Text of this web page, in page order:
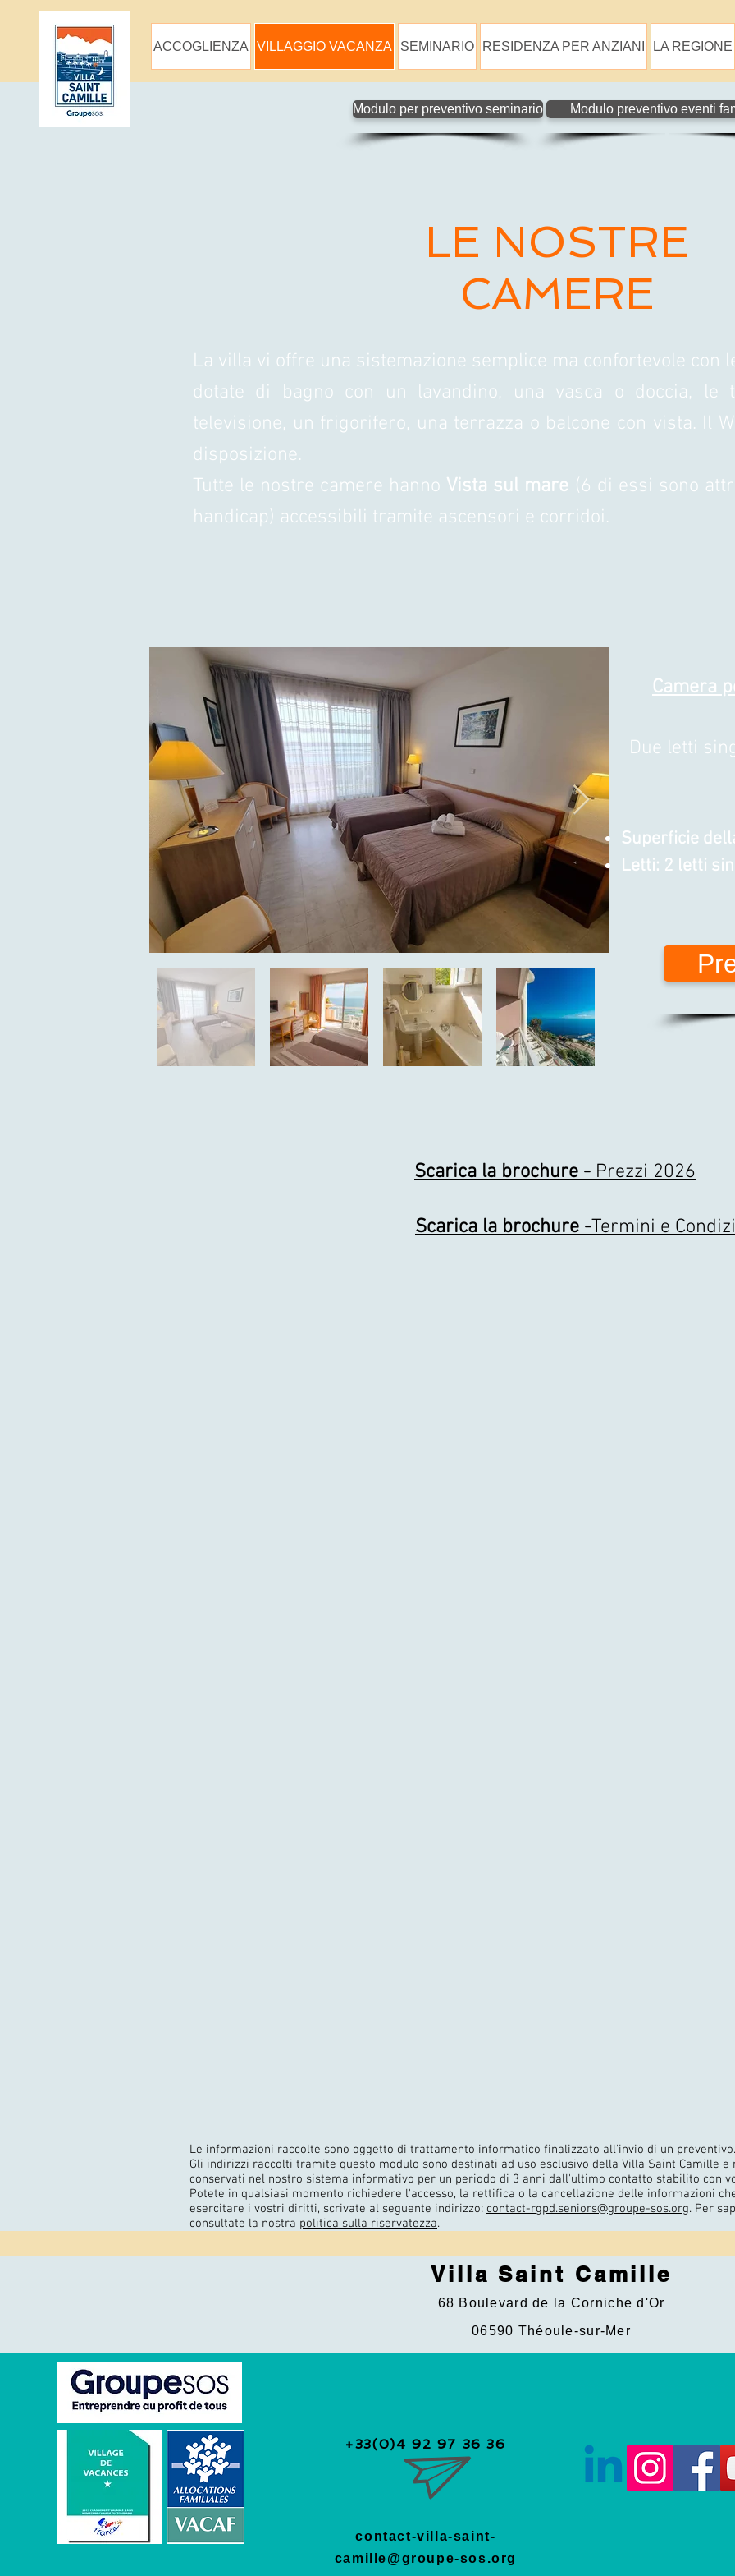
ACCOGLIENZA VILLAGGIO VACANZA SEMINARIO RESIDENZA PER ANZIANI LA REGIONE
Modulo per preventivo seminario Modulo preventivo eventi
LE NOSTRE
CAMERE
La villa vi offre una sistemazione semplice ma confortevole con
dotate di bagno con un lavandino, una vasca o doccia, le
televisione, un frigorifero, una terrazza o balcone con vista. Il
disposizione.
Tutte le nostre camere hanno Vista sul mare (6 di essi sono
handicap) accessibili tramite ascensori e corridoi.
Camera
Due letti
Superficie
Letti: 2 letti
Scarica la brochure - Prezzi 2026
Scarica la brochure -Termini e
Le informazioni raccolte sono oggetto di trattamento informatico finalizzato all'invio di un preventivo.
Gli indirizzi raccolti tramite questo modulo sono destinati ad uso esclusivo della Villa Saint Camille e
conservati nel nostro sistema informativo per un periodo di 3 anni dall'ultimo contatto stabilito con
Potete in qualsiasi momento richiedere l'accesso, la rettifica o la cancellazione delle informazioni
esercitare i vostri diritti, scrivate al seguente indirizzo: contact-rgpd.seniors@groupe-sos.org. Per
consultate la nostra politica sulla riservatezza.
Villa Saint Camille
68 Boulevard de la Corniche d'Or
06590 Théoule-sur-Mer
+33(0)4 92 97 36 36
contact-villa-saint-
camille@groupe-sos.org